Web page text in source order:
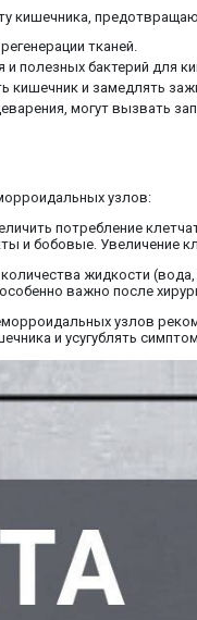
кишечника,
тканей.
и полезных бактерий для
кишечник и замедлять
могут вызвать
узлов:
потребление
и бобовые. Увеличение
жидкости
важно после
узлов
и усугублять